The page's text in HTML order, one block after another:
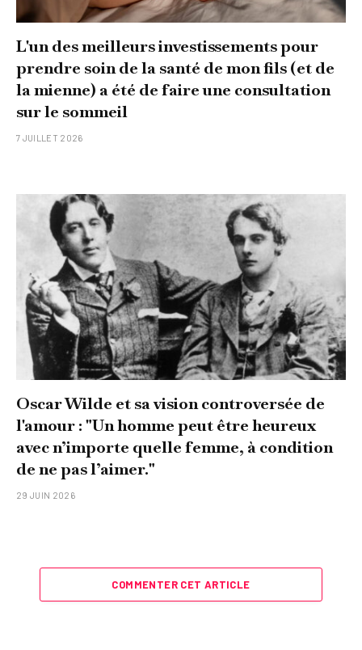
L'un des meilleurs investissements pour
prendre soin de la santé de mon fils (et de
la mienne) a été de faire une consultation
sur le sommeil
7 JUILLET 2026
Oscar Wilde et sa vision controversée de
l'amour : "Un homme peut être heureux
avec n’importe quelle femme, à condition
de ne pas l’aimer."
29 JUIN 2026
COMMENTER CET ARTICLE